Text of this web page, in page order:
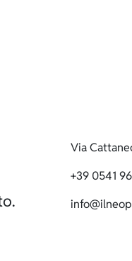
Via
+39 0541